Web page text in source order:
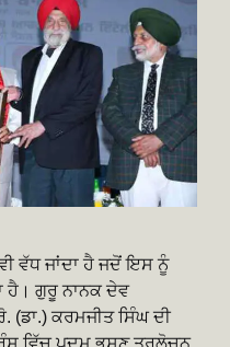
ਵੱਧ ਜਾਂਦਾ ਹੈ ਜਦੋਂ ਇਸ ਨੂੰ
ਹੈ। ਗੁਰੂ ਨਾਨਕ ਦੇਵ
(ਡਾ.) ਕਰਮਜੀਤ ਸਿੰਘ ਦੀ
ਵਿੱਚ ਪਦਮ ਭੂਸ਼ਣ ਤਰਲੋਚਨ